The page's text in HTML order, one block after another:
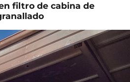
filtro de cabina de